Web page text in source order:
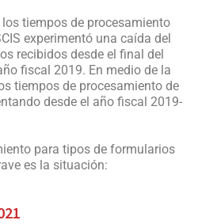
tiempos de procesamiento
experimentó una caída del
recibidos desde el final del
fiscal 2019. En medio de la
tiempos de procesamiento de
desde el año fiscal 2019-
para tipos de formularios
es la situación: